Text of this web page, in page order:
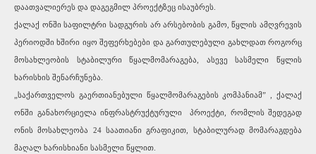
დაათვალიერეს და დაგეგმილ პროექტზეც ისაუბრეს.
ქალაქ ონში საფილტრი სადგურის არ არსებობის გამო, წყლის ამღვრევის
პერიოდში ხშირი იყო შეფერხებები და გართულებული გახლდათ როგორც
მოსახლეობის სტაბილური წყალმომარაგება, ასევე სასმელი წყლის
ხარისხის შენარჩუნება.
„საქართველოს გაერთიანებული წყალმომარაგების კომპანიამ” , ქალაქ
ონში განახორციელა ინფრასტრუქტურული პროექტი, რომლის შედეგად
ონის მოსახლეობა 24 საათიანი გრაფიკით, სტაბილურად მომარაგდება
მაღალ ხარისხიანი სასმელი წყლით.